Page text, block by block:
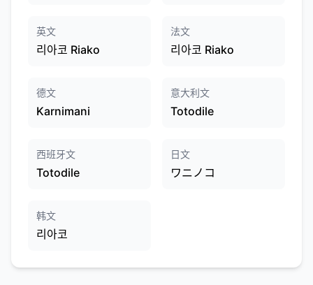
英文
리아코 Riako
法文
리아코 Riako
德文
Karnimani
意大利文
Totodile
西班牙文
Totodile
日文
ワニノコ
韩文
리아코